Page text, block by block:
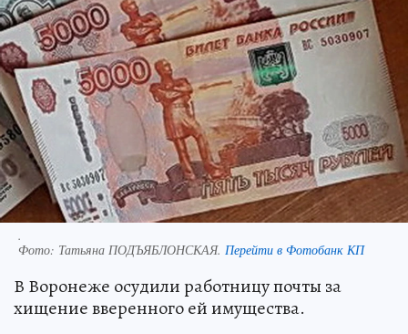
.
Фото: Татьяна ПОДЪЯБЛОНСКАЯ. Перейти в Фотобанк КП
В Воронеже осудили работницу почты за
хищение вверенного ей имущества.